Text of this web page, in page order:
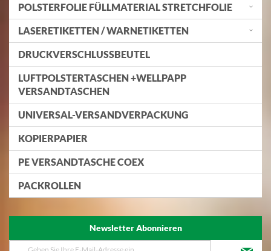
POLSTERFOLIE FÜLLMATERIAL STRETCHFOLIE
LASERETIKETTEN / WARNETIKETTEN
DRUCKVERSCHLUSSBEUTEL
LUFTPOLSTERTASCHEN +WELLPAPP
VERSANDTASCHEN
UNIVERSAL-VERSANDVERPACKUNG
KOPIERPAPIER
PE VERSANDTASCHE COEX
PACKROLLEN
Newsletter Abonnieren
Melden